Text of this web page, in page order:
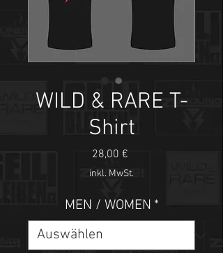
WILD & RARE T-
Shirt
28,00 €Preis
inkl. MwSt.
MEN / WOMEN *